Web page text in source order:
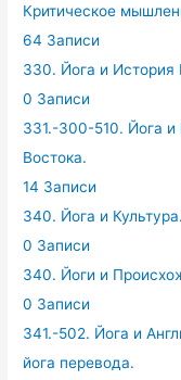
Критическое
64 Записи
330. Йога и История
0 Записи
331.-300-510. Йога и
Востока.
14 Записи
340. Йога и Культура.
0 Записи
340. Йоги и
0 Записи
341.-502. Йога и
йога перевода.